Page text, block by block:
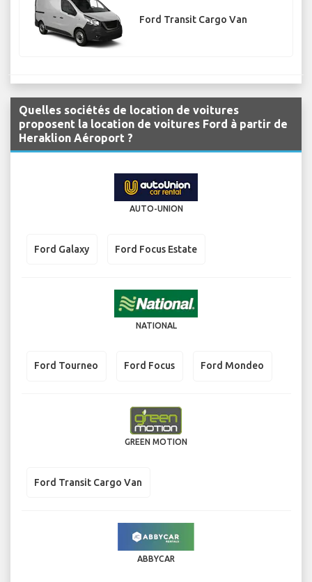
Ford Transit Cargo Van
Quelles sociétés de location de voitures
proposent la location de voitures Ford à partir de
Heraklion Aéroport ?
AUTO-UNION
Ford Galaxy Ford Focus Estate
NATIONAL
Ford Tourneo Ford Focus Ford Mondeo
GREEN MOTION
Ford Transit Cargo Van
ABBYCAR